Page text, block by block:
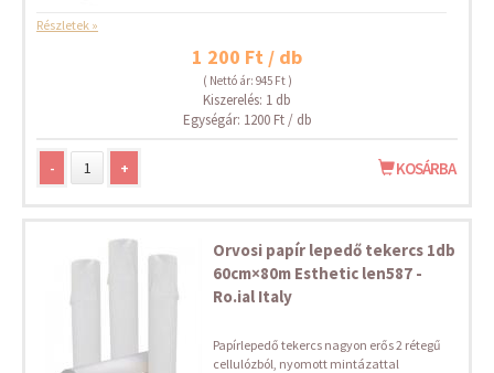
Részletek »
1 200 Ft / db
( Nettó ár: 945 Ft )
Kiszerelés: 1 db
Egységár: 1200 Ft / db
- + KOSÁRBA
Orvosi papír lepedő tekercs 1db
60cm×80m Esthetic len587 -
Ro.ial Italy
Papírlepedő tekercs nagyon erős 2 rétegű
cellulózból, nyomott mintázattal